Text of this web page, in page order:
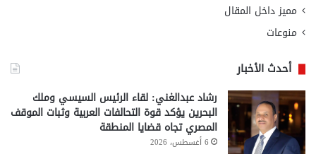
مميز داخل المقال
منوعات
أحدث الأخبار
رشاد عبدالغني: لقاء الرئيس السيسي وملك
البحرين يؤكد قوة التحالفات العربية وثبات الموقف
المصري تجاه قضايا المنطقة
6 أغسطس، 2026